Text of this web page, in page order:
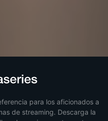
para los aficionados a
de streaming. Descarga la